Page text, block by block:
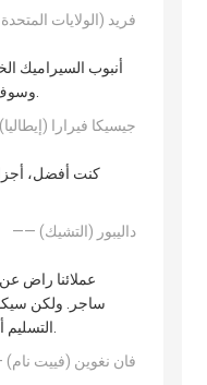
—— فريد (الولايات
أنبوب السيراميك
وسوف نشتري أكثر في المستقبل.
—— جيسيكا فيرارا (إيطاليا)
كنت أفضل،
—— داليبور (التشيك)
عملائنا راض
ساجر. ولكن
التسليم أقصر في النظام المقبل لدينا.
—— فان نغوين (فييت نام)